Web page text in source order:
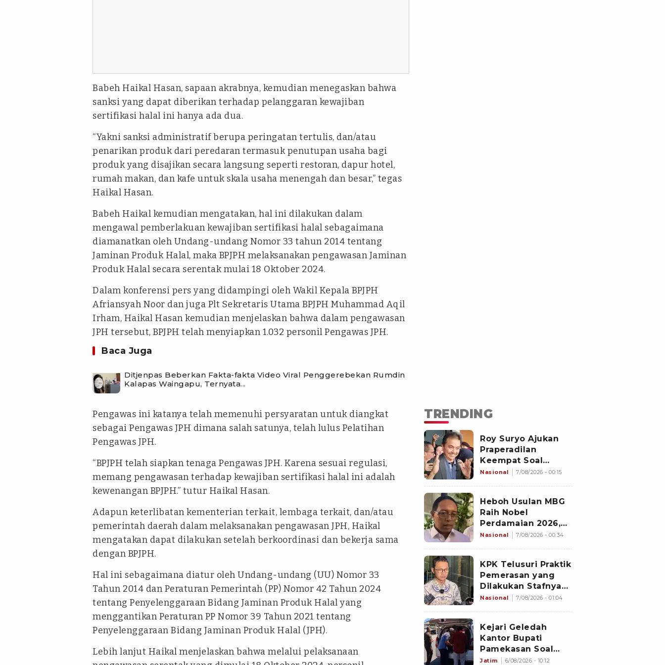
Babeh Haikal Hasan, sapaan akrabnya, kemudian menegaskan bahwa
sanksi yang dapat diberikan terhadap pelanggaran kewajiban
sertifikasi halal ini hanya ada dua.
“Yakni sanksi administratif berupa peringatan tertulis, dan/atau
penarikan produk dari peredaran termasuk penutupan usaha bagi
produk yang disajikan secara langsung seperti restoran, dapur hotel,
rumah makan, dan kafe untuk skala usaha menengah dan besar,” tegas
Haikal Hasan.
Babeh Haikal kemudian mengatakan, hal ini dilakukan dalam
mengawal pemberlakuan kewajiban sertifikasi halal sebagaimana
diamanatkan oleh Undang-undang Nomor 33 tahun 2014 tentang
Jaminan Produk Halal, maka BPJPH melaksanakan pengawasan Jaminan
Produk Halal secara serentak mulai 18 Oktober 2024.
Dalam konferensi pers yang didampingi oleh Wakil Kepala BPJPH
Afriansyah Noor dan juga Plt Sekretaris Utama BPJPH Muhammad Aqil
Irham, Haikal Hasan kemudian menjelaskan bahwa dalam pengawasan
JPH tersebut, BPJPH telah menyiapkan 1.032 personil Pengawas JPH.
Baca Juga
Ditjenpas Beberkan Fakta-fakta Video Viral Penggerebekan Rumdin
Kalapas Waingapu, Ternyata...
Pengawas ini katanya telah memenuhi persyaratan untuk diangkat
sebagai Pengawas JPH dimana salah satunya, telah lulus Pelatihan
Pengawas JPH.
“BPJPH telah siapkan tenaga Pengawas JPH. Karena sesuai regulasi,
memang pengawasan terhadap kewajiban sertifikasi halal ini adalah
kewenangan BPJPH.” tutur Haikal Hasan.
Adapun keterlibatan kementerian terkait, lembaga terkait, dan/atau
pemerintah daerah dalam melaksanakan pengawasan JPH, Haikal
mengatakan dapat dilakukan setelah berkoordinasi dan bekerja sama
dengan BPJPH.
Hal ini sebagaimana diatur oleh Undang-undang (UU) Nomor 33
Tahun 2014 dan Peraturan Pemerintah (PP) Nomor 42 Tahun 2024
tentang Penyelenggaraan Bidang Jaminan Produk Halal yang
menggantikan Peraturan PP Nomor 39 Tahun 2021 tentang
Penyelenggaraan Bidang Jaminan Produk Halal (JPH).
Lebih lanjut Haikal menjelaskan bahwa melalui pelaksanaan
TRENDING
Roy Suryo Ajukan
Praperadilan
Keempat Soal
Status Cekal
Nasional 7/08/2026 - 00:15
Heboh Usulan MBG
Raih Nobel
Perdamaian 2026,
Istana Akhirnya
Nasional 7/08/2026 - 00:34
KPK Telusuri Praktik
Pemerasan yang
Dilakukan Stafnya
ke Pihak Lain Selain
Nasional 7/08/2026 - 01:04
Kejari Geledah
Kantor Bupati
Pamekasan Soal
Dugaan Korupsi
Jatim 6/08/2026 - 10:12